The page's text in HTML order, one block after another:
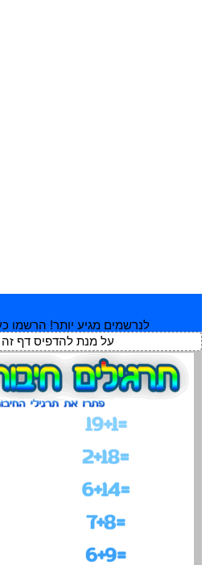
לנרשמים מגיע יותר! הרשמו
על מנת להדפיס דף